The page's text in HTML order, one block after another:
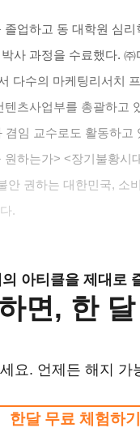
졸업하고 동 대학원 심리
사 과정을 수료했다.㈜
다수의 마케팅리서치
텐츠사업부를 총괄하고
겸임 교수로도 활동하고
원하는가> <장기불황시
안 권하는 대한민국, 소
.
아티클을 제대로
면, 한
요. 언제든 해지 가
한달 무료 체험하기